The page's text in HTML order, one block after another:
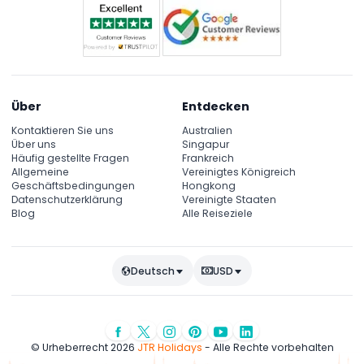
Über
Kontaktieren Sie uns
Über uns
Häufig gestellte Fragen
Allgemeine
Geschäftsbedingungen
Datenschutzerklärung
Blog
Entdecken
Australien
Singapur
Frankreich
Vereinigtes Königreich
Hongkong
Vereinigte Staaten
Alle Reiseziele
Deutsch USD
© Urheberrecht 2026 JTR Holidays - Alle Rechte vorbehalten